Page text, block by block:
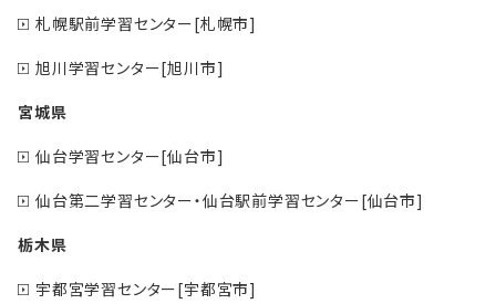
札幌駅前学習センター[札幌市]
旭川学習センター[旭川市]
宮城県
仙台学習センター[仙台市]
仙台第二学習センター・仙台駅前学習センター[仙台市]
栃木県
宇都宮学習センター[宇都宮市]